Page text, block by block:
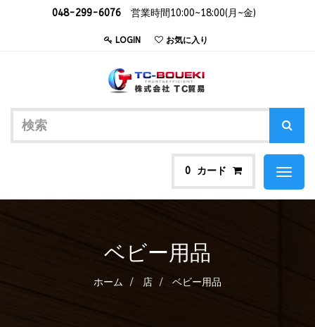
048-299-6076 営業時間10:00~18:00(月~金)
LOGIN お気に入り
0 カード
Toggle
ベビー用品
ホーム 店 ベビー用品